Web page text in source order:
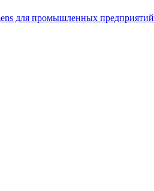
для промышленных предприятий